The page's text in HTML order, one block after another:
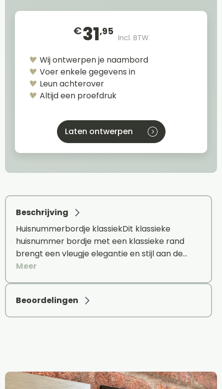
€31,95
Incl. BTW
Wij ontwerpen je naambord
Voer enkele gegevens in
Leun achterover
Altijd een proefdruk
Laten ontwerpen
Beschrijving
Huisnummerbordje klassiekDit klassieke
huisnummer bordje met een klassieke rand
brengt een vleugje elegantie en stijl aan de…
Meer
Beoordelingen